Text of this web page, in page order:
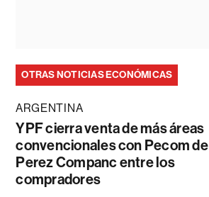
OTRAS NOTICIAS ECONÓMICAS
ARGENTINA
YPF cierra venta de más áreas
convencionales con Pecom de
Perez Companc entre los
compradores